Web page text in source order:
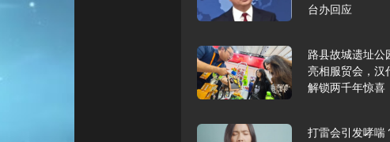
台办回应
路县故城遗址公
亮相服贸会，汉
解锁两千年惊喜
打雷会引发哮喘